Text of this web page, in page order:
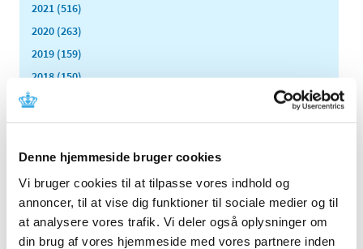
Denne hjemmeside bruger cookies
Vi bruger cookies til at tilpasse vores indhold og
annoncer, til at vise dig funktioner til sociale medier og til
at analysere vores trafik. Vi deler også oplysninger om
din brug af vores hjemmeside med vores partnere inden
2021 (516)
2020 (263)
2019 (159)
2018 (150)
2017 (167)
2016 (167)
2014 (44)
2013 (49)
2012 (44)
2011 (13)